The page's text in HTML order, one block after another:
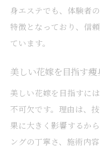
身エステでも、体験者
特徴となっており、信
ています。
美しい花嫁を目指す
美しい花嫁を目指すに
不可欠です。理由は、
果に大きく影響するか
ングの丁寧さ、施術内